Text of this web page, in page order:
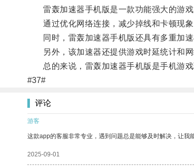
雷轰加速器手机版是一款功能强大的游戏
通过优化网络连接，减少掉线和卡顿现象
同时，雷轰加速器手机版还具有多重加速
另外，该加速器还提供游戏时延统计和网
总的来说，雷轰加速器手机版是手机游戏
#37#
评论
游客
这款app的客服非常专业，遇到问题总是能够及时解决，让我
2025-09-01